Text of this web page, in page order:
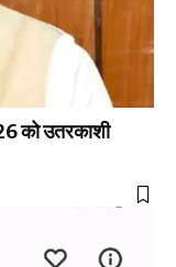
को उतरकाशी